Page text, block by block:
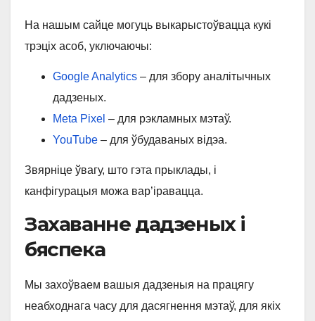
На нашым сайце могуць выкарыстоўвацца кукі
трэціх асоб, уключаючы:
Google Analytics – для збору аналітычных
дадзеных.
Meta Pixel – для рэкламных мэтаў.
YouTube – для ўбудаваных відэа.
Звярніце ўвагу, што гэта прыклады, і
канфігурацыя можа вар’іравацца.
Захаванне дадзеных і
бяспека
Мы захоўваем вашыя дадзеныя на працягу
неабходнага часу для дасягнення мэтаў, для якіх